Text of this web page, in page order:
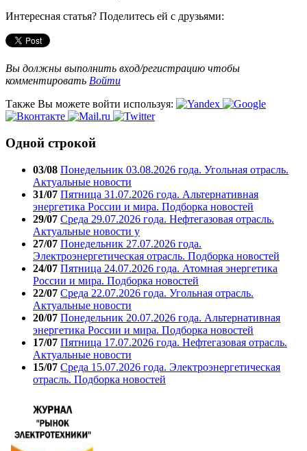
Интересная статья? Поделитесь ей с друзьями:
Вы должны выполнить вход/регистрацию чтобы
комментировать Войти
Также Вы можете войти используя:
Одной строкой
03/08 Понедельник 03.08.2026 года. Угольная отрасль.
Актуальные новости
31/07 Пятница 31.07.2026 года. Альтернативная
энергетика России и мира. Подборка новостей
29/07 Среда 29.07.2026 года. Нефтегазовая отрасль.
Актуальные новости у
27/07 Понедельник 27.07.2026 года.
Электроэнергетическая отрасль. Подборка новостей
24/07 Пятница 24.07.2026 года. Атомная энергетика
России и мира. Подборка новостей
22/07 Среда 22.07.2026 года. Угольная отрасль.
Актуальные новости
20/07 Понедельник 20.07.2026 года. Альтернативная
энергетика России и мира. Подборка новостей
17/07 Пятница 17.07.2026 года. Нефтегазовая отрасль.
Актуальные новости
15/07 Среда 15.07.2026 года. Электроэнергетическая
отрасль. Подборка новостей